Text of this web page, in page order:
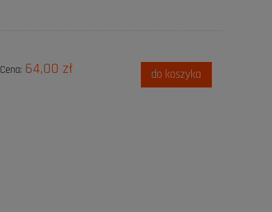
Cena: 64,00 zł do koszyka